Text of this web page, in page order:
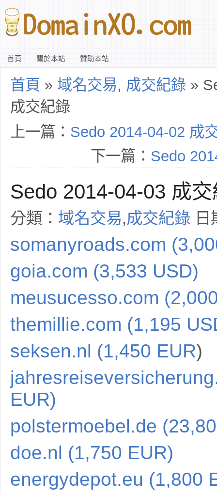
首頁 關於本站 贊助本站
首頁 » 域名交易, 成交紀錄 »
成交紀錄
上一篇： Sedo 2014-04-02 成
下一篇： Sedo
Sedo 2014-04-03 成
分類： 域名交易,成交紀錄
somanyroads.com
goia.com (3,533 USD)
meusucesso.com
themillie.com (1,195
seksen.nl (1,450 EUR)
EUR)
polstermoebel.de
doe.nl (1,750 EUR)
energydepot.eu (1,800